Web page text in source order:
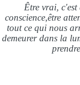
Être vrai,
conscience,être
tout ce qui nous
demeurer dans la